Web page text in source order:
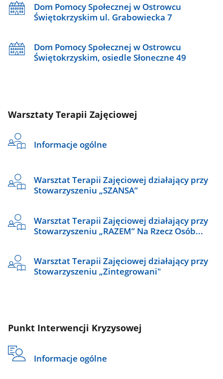
Dom Pomocy Społecznej w Ostrowcu
Świętokrzyskim ul. Grabowiecka 7
Dom Pomocy Społecznej w Ostrowcu
Świętokrzyskim, osiedle Słoneczne 49
Warsztaty Terapii Zajęciowej
Informacje ogólne
Warsztat Terapii Zajęciowej działający przy
Stowarzyszeniu „SZANSA”
Warsztat Terapii Zajęciowej działający przy
Stowarzyszeniu „RAZEM” Na Rzecz Osób...
Warsztat Terapii Zajęciowej działający przy
Stowarzyszeniu „Zintegrowani"
Punkt Interwencji Kryzysowej
Informacje ogólne